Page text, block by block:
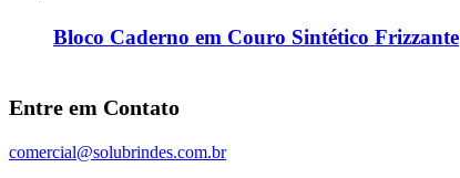
Bloco Caderno em Couro Sintético Frizzante
Entre em Contato
comercial@solubrindes.com.br